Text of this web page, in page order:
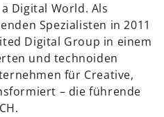
Digital World. Als
Spezialisten in 2011
Digital Group in einem
und technoiden
für Creative,
– die führende